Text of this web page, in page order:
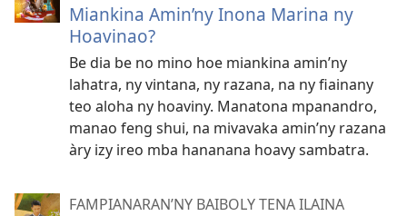
Miankina Amin’ny Inona Marina ny
Hoavinao?
Be dia be no mino hoe miankina amin’ny
lahatra, ny vintana, ny razana, na ny fiainany
teo aloha ny hoaviny. Manatona mpanandro,
manao feng shui, na mivavaka amin’ny razana
àry izy ireo mba hananana hoavy sambatra.
FAMPIANARAN’NY BAIBOLY TENA ILAINA